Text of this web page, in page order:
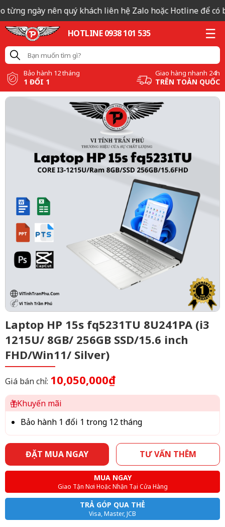
ngày nên quý khách liên hệ Zalo hoặc Hotline để có
HOTLINE 0938 101 535
Bảo hành 12 tháng
1 ĐỔI 1
Giao hàng nhanh 24h
TRÊN TOÀN QUỐC
Laptop HP 15s fq5231TU 8U241PA (i3
1215U/ 8GB/ 256GB SSD/15.6 inch
FHD/Win11/ Silver)
Giá bán chỉ: 10,050,000₫
Khuyến mãi
Bảo hành 1 đổi 1 trong 12 tháng
ĐẶT MUA NGAY TƯ VẤN THÊM
MUA NGAY
Giao Tận Nơi Hoặc Nhận Tại Cửa Hàng
TRẢ GÓP QUA THẺ
Visa, Master, JCB